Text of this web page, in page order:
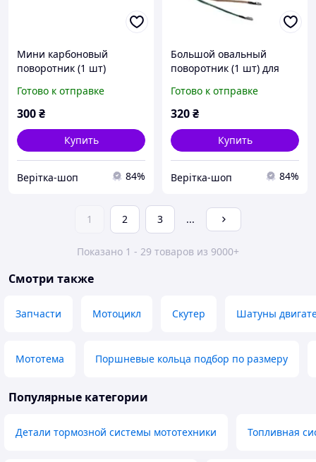
Мини карбоновый
поворотник (1 шт)
Готово к отправке
300₴
Купить
Верітка-шоп 84%
Большой овальный
поворотник (1 шт) для
Готово к отправке
320₴
Купить
Верітка-шоп 84%
1 2 3 ...
Показано 1 - 29 товаров из 9000+
Смотри также
Запчасти Мотоцикл Cкутер Шатуны
Мототема Поршневые кольца подбор по размеру
Популярные категории
Детали тормозной системы мототехники Топливная